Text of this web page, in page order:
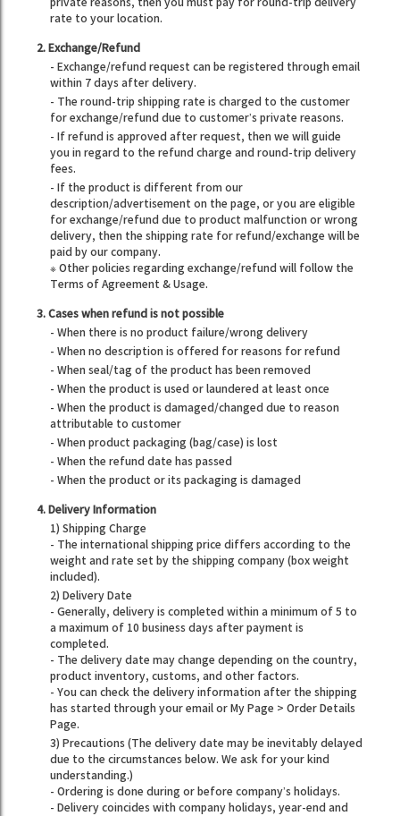
rate to your location.
2. Exchange/Refund
- Exchange/refund request can be registered through email
within 7 days after delivery.
- The round-trip shipping rate is charged to the customer
for exchange/refund due to customer’s private reasons.
- If refund is approved after request, then we will guide
you in regard to the refund charge and round-trip delivery
fees.
- If the product is different from our
description/advertisement on the page, or you are eligible
for exchange/refund due to product malfunction or wrong
delivery, then the shipping rate for refund/exchange will be
paid by our company.
※ Other policies regarding exchange/refund will follow the
Terms of Agreement & Usage.
3. Cases when refund is not possible
- When there is no product failure/wrong delivery
- When no description is offered for reasons for refund
- When seal/tag of the product has been removed
- When the product is used or laundered at least once
- When the product is damaged/changed due to reason
attributable to customer
- When product packaging (bag/case) is lost
- When the refund date has passed
- When the product or its packaging is damaged
4. Delivery Information
1) Shipping Charge
- The international shipping price differs according to the
weight and rate set by the shipping company (box weight
included).
2) Delivery Date
- Generally, delivery is completed within a minimum of 5 to
a maximum of 10 business days after payment is
completed.
- The delivery date may change depending on the country,
product inventory, customs, and other factors.
- You can check the delivery information after the shipping
has started through your email or My Page > Order Details
Page.
3) Precautions (The delivery date may be inevitably delayed
due to the circumstances below. We ask for your kind
understanding.)
- Ordering is done during or before company’s holidays.
- Delivery coincides with company holidays, year-end and